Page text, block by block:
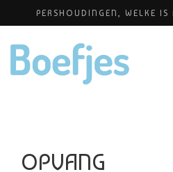
PERSHOUDINGEN, WELKE
OPVANG